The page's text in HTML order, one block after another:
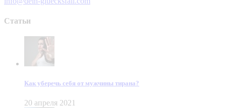
Статьи
Как уберечь себя от мужчины тирана?
20 апреля 2021